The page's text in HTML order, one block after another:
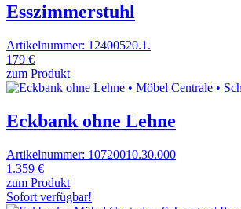
Esszimmerstuhl
Artikelnummer: 12400520.1.
179 €
zum Produkt
Eckbank ohne Lehne
Artikelnummer: 10720010.30.000
1.359 €
zum Produkt
Sofort verfügbar!